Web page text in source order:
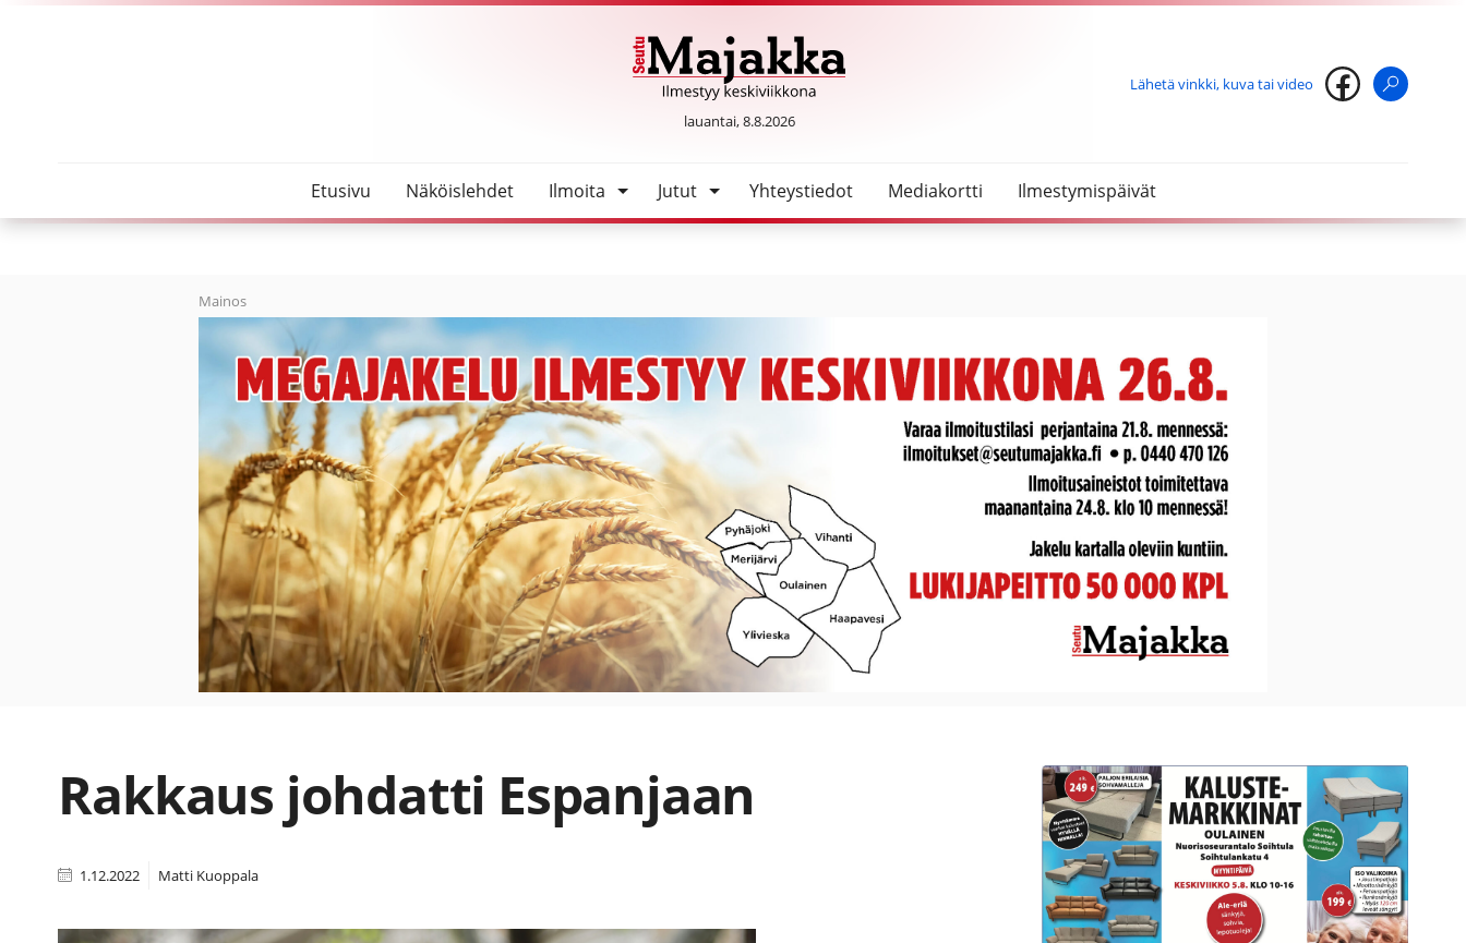
SeutuMajakka
lauantai, 8.8.2026
Lähetä vinkki, kuva tai video
Etusivu Näköislehdet Ilmoita Jutut Yhteystiedot Mediakortti Ilmestymispäivät
Mainos
Rakkaus johdatti Espanjaan
1.12.2022 Matti Kuoppala